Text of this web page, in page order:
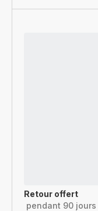
Retour offert
pendant 90 jours